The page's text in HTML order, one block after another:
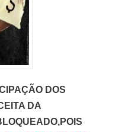
DOS
DA